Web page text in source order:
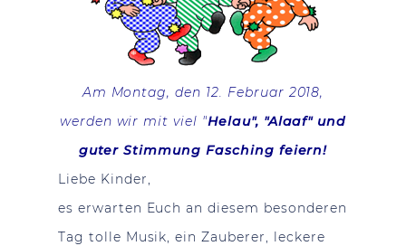
Am Montag, den 12. Februar 2018,
werden wir mit viel "Helau", "Alaaf" und
guter Stimmung Fasching feiern!
Liebe Kinder,
es erwarten Euch an diesem besonderen
Tag tolle Musik, ein Zauberer, leckere